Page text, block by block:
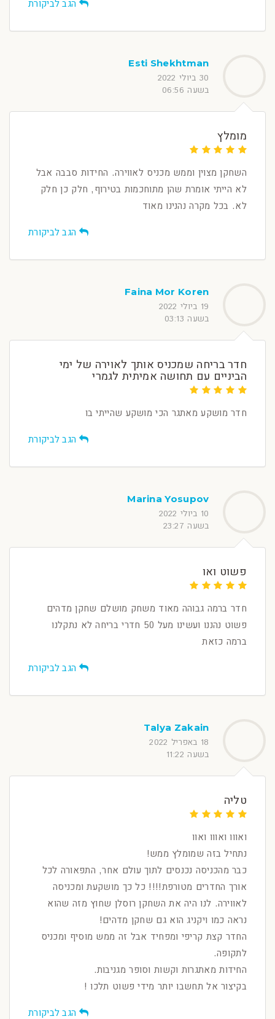
הגב לביקורת
Esti Shekhtman
30 ביולי 2022
בשעה 06:56
מומלץ
השחקן מצוין וממש מכניס לאווירה. החידות סבבה אבל
לא הייתי אומרת שהן מתוחכמות בטירוף, חלק כן חלק
לא. בכל מקרה נהנינו מאוד
הגב לביקורת
Faina Mor Koren
19 ביולי 2022
בשעה 03:13
חדר בריחה שמכניס אותך לאוירה של ימי
הביניים עם תחושה אמיתית לגמרי
חדר מושקע מאתגר הכי מושקע שהייתי בו
הגב לביקורת
Marina Yosupov
10 ביולי 2022
בשעה 23:27
פשוט ואו
חדר ברמה גבוהה מאוד משחק מושלם שחקן מדהים
פשוט נהננו ועשינו מעל 50 חדרי בריחה לא נתקלנו
ברמה כזאת
הגב לביקורת
Talya Zakain
18 באפריל 2022
בשעה 11:22
טליה
ואווו ואווו ואוו
נתחיל בזה שמומלץ ממש!
כבר מהכניסה נכנסים לתוך עולם אחר, התפאורה לכל
אורך החדרים מטורפת!!!! כל כך מושקעת ומכניסה
לאווירה. לנו היה את השחקן רוסלן שחוץ מזה שהוא
נראה כמו ויקניג הוא גם שחקן מדהים!
החדר קצת קריפי ומפחיד אבל זה ממש מוסיף ומכניס
לתקופה.
החידות מאתגרות וקשות וסופר מגניבות.
בקיצור אל תחשבו יותר מידי פשוט תלכו !
הגב לביקורת